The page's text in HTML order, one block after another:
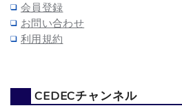
会員登録
お問い合わせ
利用規約
CEDECチャンネル